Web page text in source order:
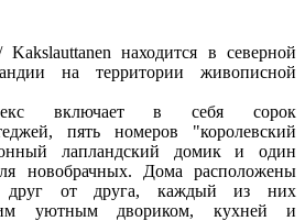
находится в северной
на территории живописной
включает в себя сорок
пять номеров "королевский
лапландский домик и один
новобрачных. Дома расположены
друг от друга, каждый из них
уютным двориком, кухней и